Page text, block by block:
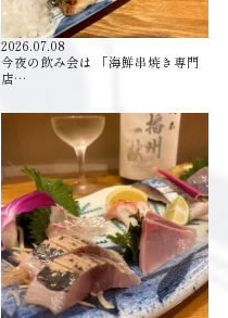
2026.07.08
今夜の飲み会は 「海鮮串焼き専門
店…